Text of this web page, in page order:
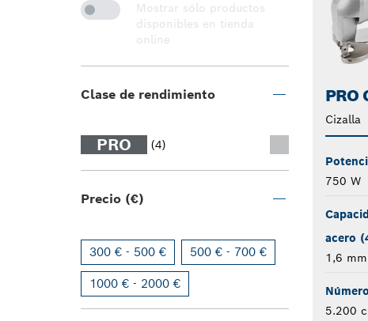
Mostrar sólo productos
disponibles en tienda
online
Clase de rendimiento
PRO (4)
Precio (€)
300 € - 500 € 500 € - 700 €
1000 € - 2000 €
PRO
Cizalla
750 W
acero
1,6 mm
5.200